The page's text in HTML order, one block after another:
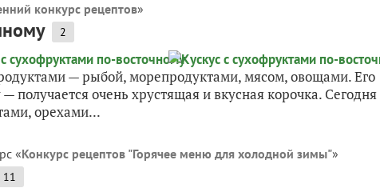
конкурс рецептов»
2
— рыбой, морепродуктами, мясом, овощами. Его
получается очень хрустящая и вкусная корочка. Сегодня
орехами...
«Конкурс рецептов "Горячее меню для холодной зимы"»
11